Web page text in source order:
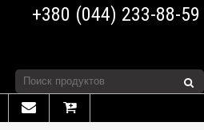
+380 (044) 233-88-59